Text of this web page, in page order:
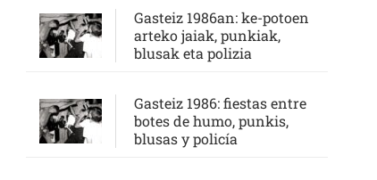
Gasteiz 1986an: ke-potoen
arteko jaiak, punkiak,
blusak eta polizia
Gasteiz 1986: fiestas entre
botes de humo, punkis,
blusas y policía